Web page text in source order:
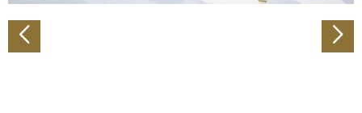
Verwendung unserer Website an unsere Partner für
soziale Medien, Werbung und Analysen weiter. Unsere
Partner führen diese Informationen möglicherweise mit